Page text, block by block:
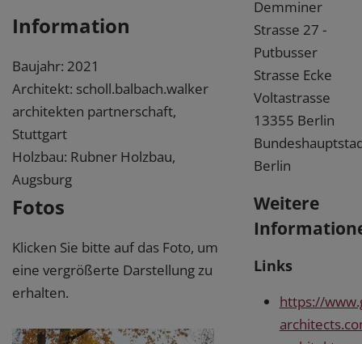
Information
Baujahr: 2021
Architekt: scholl.balbach.walker
architekten partnerschaft,
Stuttgart
Holzbau: Rubner Holzbau,
Augsburg
Fotos
Klicken Sie bitte auf das Foto, um
eine vergrößerte Darstellung zu
erhalten.
Demminer
Strasse 27 -
Putbusser
Strasse Ecke
Voltastrasse
13355 Berlin
Berlin
Weitere
Links
https://